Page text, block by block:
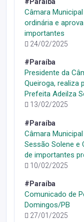
Câmara
ordinária e
importantes
24/02/2025
#Paraíba
Presidente da
Queiroga, realiza
Prefeita Adeilza
13/02/2025
#Paraíba
Câmara
Sessão Solene e
de importantes
10/02/2025
#Paraíba
Comunicado de
Domingos/PB
27/01/2025